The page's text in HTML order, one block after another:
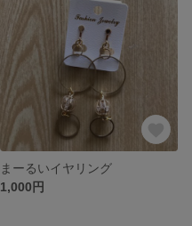
まーるいイヤリング
1,000円